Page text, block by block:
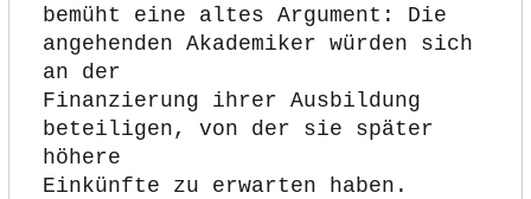
bemüht eine altes Argument: Die
angehenden Akademiker würden sich
an der
Finanzierung ihrer Ausbildung
beteiligen, von der sie später
höhere
Einkünfte zu erwarten haben.